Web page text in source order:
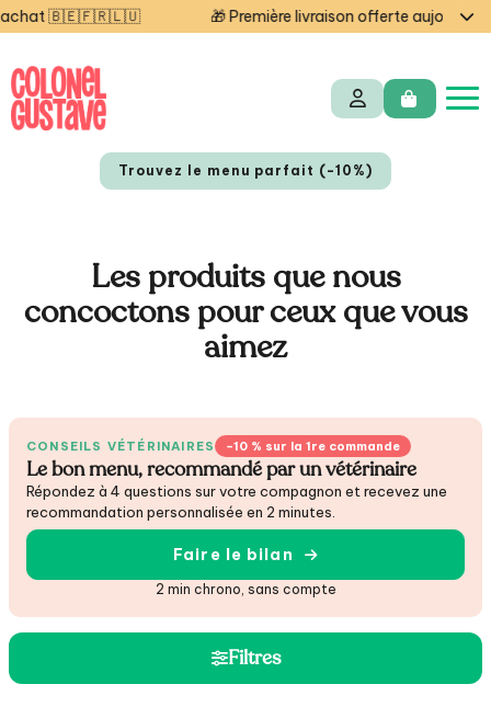
🇧🇪🇫🇷🇱🇺 🎁 Première livraison offerte aujourd'hui
Trouvez le menu parfait (-10%)
Les produits que nous
concoctons pour ceux que vous
aimez
CONSEILS VÉTÉRINAIRES −10 % sur la 1re commande
Le bon menu, recommandé par un vétérinaire
Répondez à 4 questions sur votre compagnon et recevez une
recommandation personnalisée en 2 minutes.
Faire le bilan
2 min chrono, sans compte
Filtres